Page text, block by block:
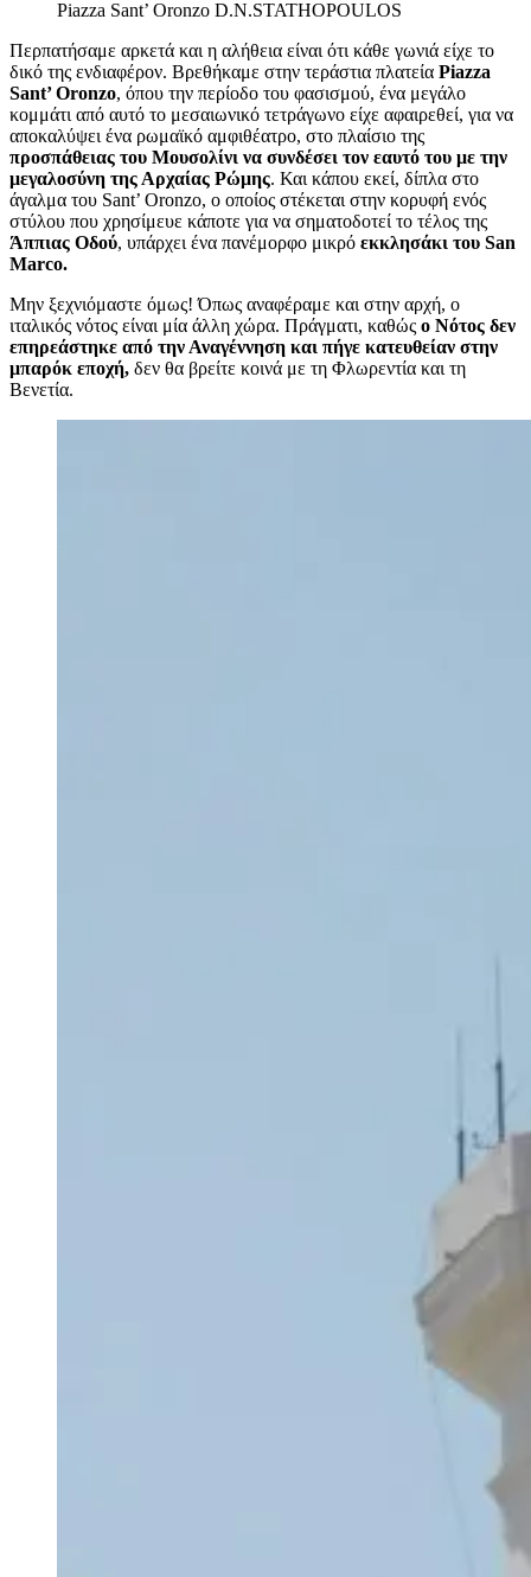
Piazza Sant’ Oronzo D.N.STATHOPOULOS
Περπατήσαμε αρκετά και η αλήθεια είναι ότι κάθε γωνιά είχε το
δικό της ενδιαφέρον. Βρεθήκαμε στην τεράστια πλατεία Piazza
Sant’ Oronzo, όπου την περίοδο του φασισμού, ένα μεγάλο
κομμάτι από αυτό το μεσαιωνικό τετράγωνο είχε αφαιρεθεί, για να
αποκαλύψει ένα ρωμαϊκό αμφιθέατρο, στο πλαίσιο της
προσπάθειας του Μουσολίνι να συνδέσει τον εαυτό του με την
μεγαλοσύνη της Αρχαίας Ρώμης. Και κάπου εκεί, δίπλα στο
άγαλμα του Sant’ Oronzo, ο οποίος στέκεται στην κορυφή ενός
στύλου που χρησίμευε κάποτε για να σηματοδοτεί το τέλος της
Άππιας Οδού, υπάρχει ένα πανέμορφο μικρό εκκλησάκι του San
Marco.
Μην ξεχνιόμαστε όμως! Όπως αναφέραμε και στην αρχή, ο
ιταλικός νότος είναι μία άλλη χώρα. Πράγματι, καθώς ο Νότος δεν
επηρεάστηκε από την Αναγέννηση και πήγε κατευθείαν στην
μπαρόκ εποχή, δεν θα βρείτε κοινά με τη Φλωρεντία και τη
Βενετία.